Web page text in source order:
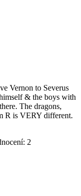
Vernon to Severus
& the boys with
The dragons,
R is VERY different.
2